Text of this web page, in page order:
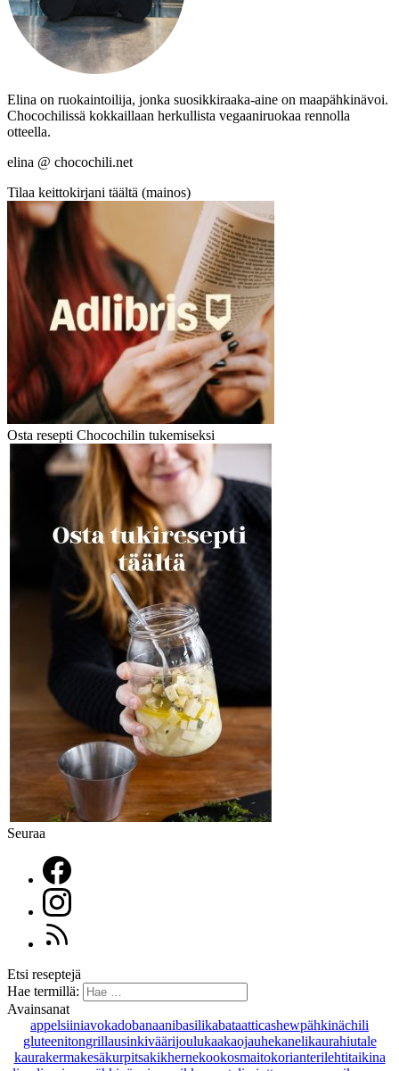
Elina on ruokaintoilija, jonka suosikkiraaka-aine on maapähkinävoi.
Chocochilissä kokkaillaan herkullista vegaaniruokaa rennolla
otteella.
elina @ chocochili.net
Tilaa keittokirjani täältä (mainos)
Osta resepti Chocochilin tukemiseksi
Seuraa
Etsi reseptejä
Hae termillä:
Avainsanat
appelsiiniavokadobanaanibasilikabataatticashewpähkinächili
gluteenitongrillausinkiväärijoulukaakaojauhekanelikaurahiutale
kaurakermakesäkurpitsakikhernekookosmaitokorianterilehtitaikina